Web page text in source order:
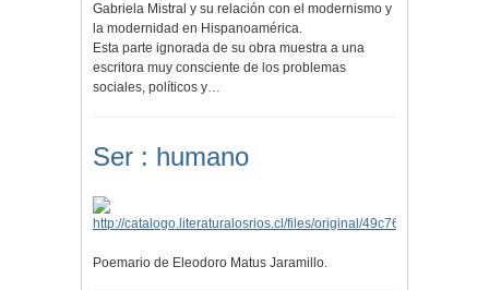
Gabriela Mistral y su relación con el modernismo y
la modernidad en Hispanoamérica.
Esta parte ignorada de su obra muestra a una
escritora muy consciente de los problemas
sociales, políticos y…
Ser : humano
Poemario de Eleodoro Matus Jaramillo.